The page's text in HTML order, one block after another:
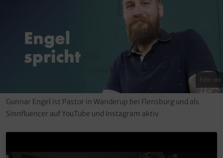
Foto: pro
Gunnar Engel ist Pastor in Wanderup bei Flensburg und als
Sinnfluencer auf YouTube und Instagram aktiv